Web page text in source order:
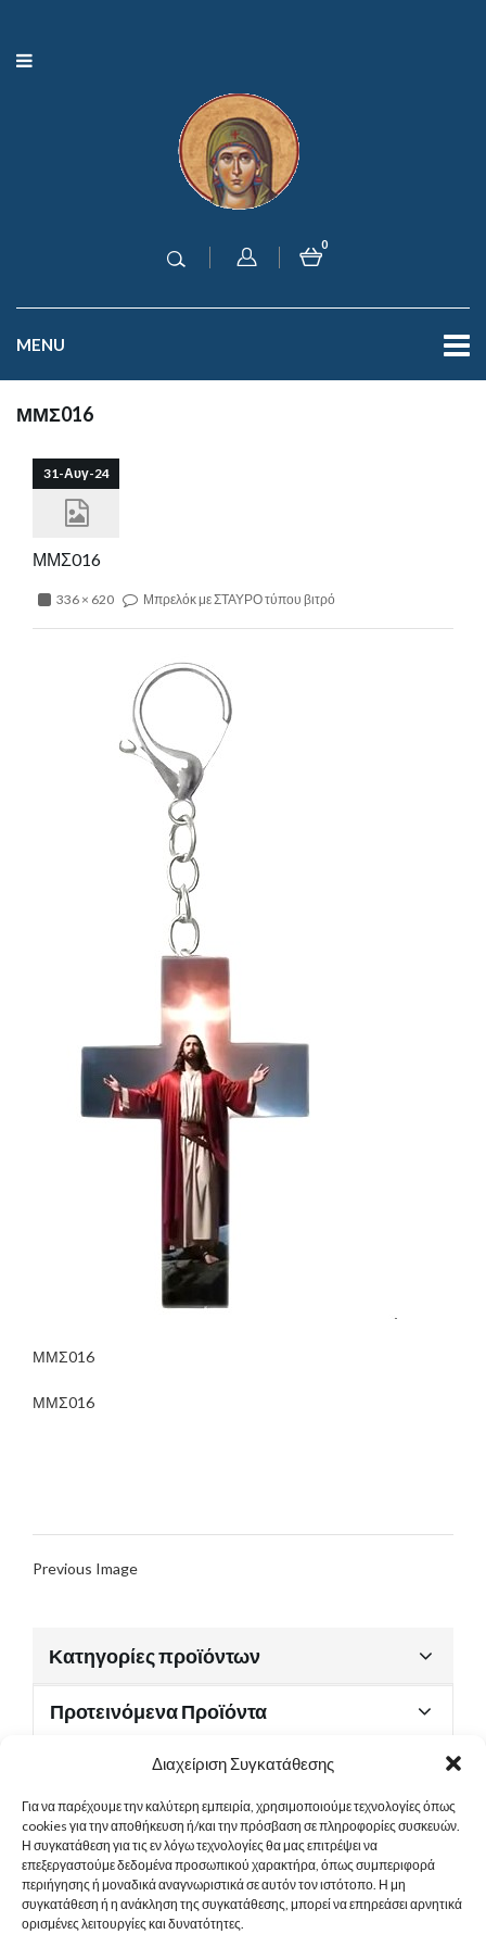
Διαχείριση Συγκατάθεσης
Για να παρέχουμε την καλύτερη εμπειρία, χρησιμοποιούμε τεχνολογίες όπως
cookies για την αποθήκευση ή/και την πρόσβαση σε πληροφορίες συσκευών.
Η συγκατάθεση για τις εν λόγω τεχνολογίες θα μας επιτρέψει να
επεξεργαστούμε δεδομένα προσωπικού χαρακτήρα, όπως συμπεριφορά
περιήγησης ή μοναδικά αναγνωριστικά σε αυτόν τον ιστότοπο. Η μη
συγκατάθεση ή η ανάκληση της συγκατάθεσης, μπορεί να επηρεάσει αρνητικά
ορισμένες λειτουργίες και δυνατότητες.
0
MENU
ΜΜΣ016
31-Αυγ-24
ΜΜΣ016
336 × 620 Μπρελόκ με ΣΤΑΥΡΟ τύπου βιτρό
ΜΜΣ016
ΜΜΣ016
Previous Image
Κατηγορίες προϊόντων
Προτεινόμενα Προϊόντα
Χρήσιμα Έγγραφα
Sitemap
Στοιχεία Επικοινωνίας